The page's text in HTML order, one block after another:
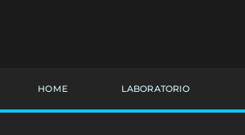
HOME LABORATORIO